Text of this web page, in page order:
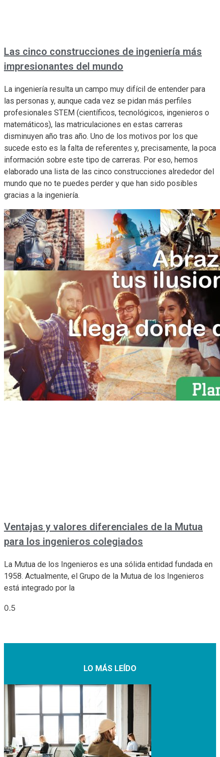
Las cinco construcciones de ingeniería más
impresionantes del mundo
La ingeniería resulta un campo muy difícil de entender para
las personas y, aunque cada vez se pidan más perfiles
profesionales STEM (científicos, tecnológicos, ingenieros o
matemáticos), las matriculaciones en estas carreras
disminuyen año tras año. Uno de los motivos por los que
sucede esto es la falta de referentes y, precisamente, la poca
información sobre este tipo de carreras. Por eso, hemos
elaborado una lista de las cinco construcciones alrededor del
mundo que no te puedes perder y que han sido posibles
gracias a la ingeniería.
Ventajas y valores diferenciales de la Mutua
para los ingenieros colegiados
La Mutua de los Ingenieros es una sólida entidad fundada en
1958. Actualmente, el Grupo de la Mutua de los Ingenieros
está integrado por la
LO MÁS LEÍDO